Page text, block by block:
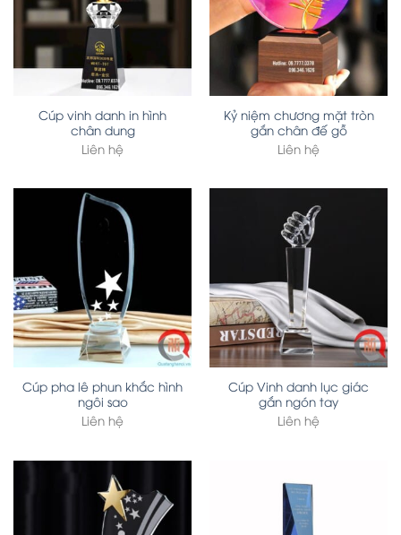
Cúp vinh danh in hình
chân dung
Liên hệ
Kỷ niệm chương mặt tròn
gắn chân đế gỗ
Liên hệ
Cúp pha lê phun khắc hình
ngôi sao
Liên hệ
Cúp Vinh danh lục giác
gắn ngón tay
Liên hệ